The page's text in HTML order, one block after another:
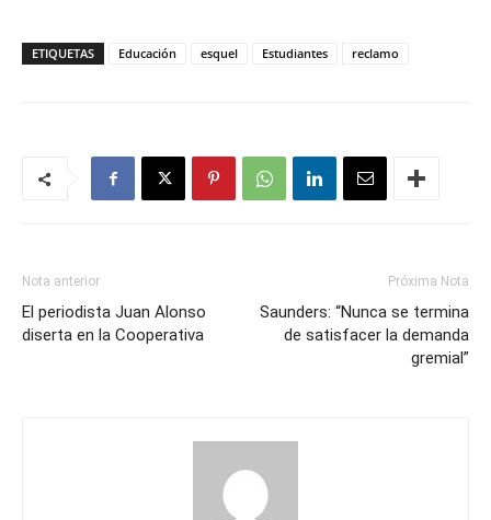
ETIQUETAS Educación esquel Estudiantes reclamo
Nota anterior
El periodista Juan Alonso
diserta en la Cooperativa
Próxima Nota
Saunders: “Nunca se termina
de satisfacer la demanda
gremial”